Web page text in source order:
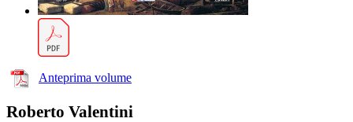
Anteprima volume
Roberto Valentini